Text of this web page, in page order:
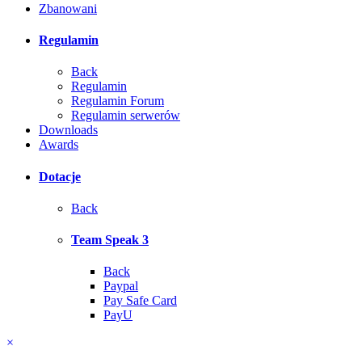
Zbanowani
Regulamin
Back
Regulamin
Regulamin Forum
Regulamin serwerów
Downloads
Awards
Dotacje
Back
Team Speak 3
Back
Paypal
Pay Safe Card
PayU
×